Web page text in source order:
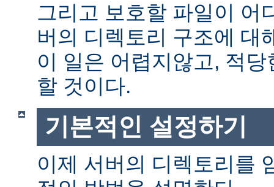
그리고 보호할 파일이 어
버의 디렉토리 구조에 대
이 일은 어렵지않고, 적
할 것이다.
기본적인 설정하기
이제 서버의 디렉토리를